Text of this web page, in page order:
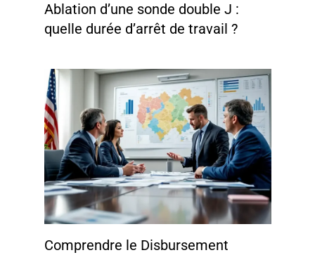
Ablation d’une sonde double J :
quelle durée d’arrêt de travail ?
Comprendre le Disbursement